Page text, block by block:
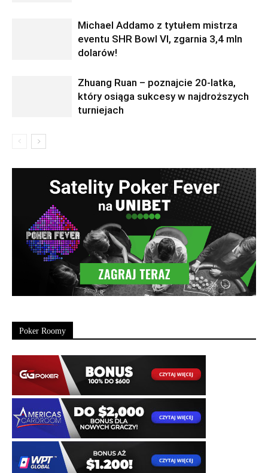
Michael Addamo z tytułem mistrza
eventu SHR Bowl VI, zgarnia 3,4 mln
dolarów!
Zhuang Ruan – poznajcie 20-latka,
który osiąga sukcesy w najdroższych
turniejach
Poker Roomy